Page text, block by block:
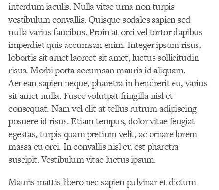
interdum iaculis. Nulla vitae urna non turpis
vestibulum convallis. Quisque sodales sapien sed
nulla varius faucibus. Proin at orci vel tortor dapibus
imperdiet quis accumsan enim. Integer ipsum risus,
lobortis sit amet laoreet sit amet, luctus sollicitudin
risus. Morbi porta accumsan mauris id aliquam.
Aenean sapien neque, pharetra in hendrerit eu, varius
sit amet nulla. Fusce volutpat fringilla nisl et
consequat. Nam vel elit at tellus rutrum adipiscing
posuere id risus. Etiam tempus, dolor vitae feugiat
egestas, turpis quam pretium velit, ac ornare lorem
massa eu orci. In convallis nisl eu est pharetra
suscipit. Vestibulum vitae luctus ipsum.
Mauris mattis libero nec sapien pulvinar et dictum